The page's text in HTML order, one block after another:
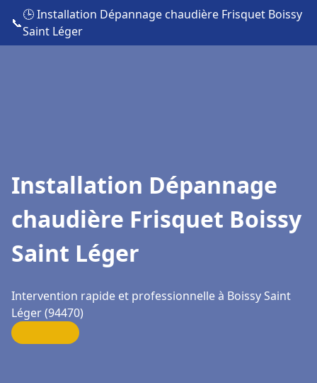
📞
🕒 Installation Dépannage chaudière Frisquet Boissy
Saint Léger
Installation Dépannage
chaudière Frisquet Boissy
Saint Léger
Intervention rapide et professionnelle à Boissy Saint
Léger (94470)